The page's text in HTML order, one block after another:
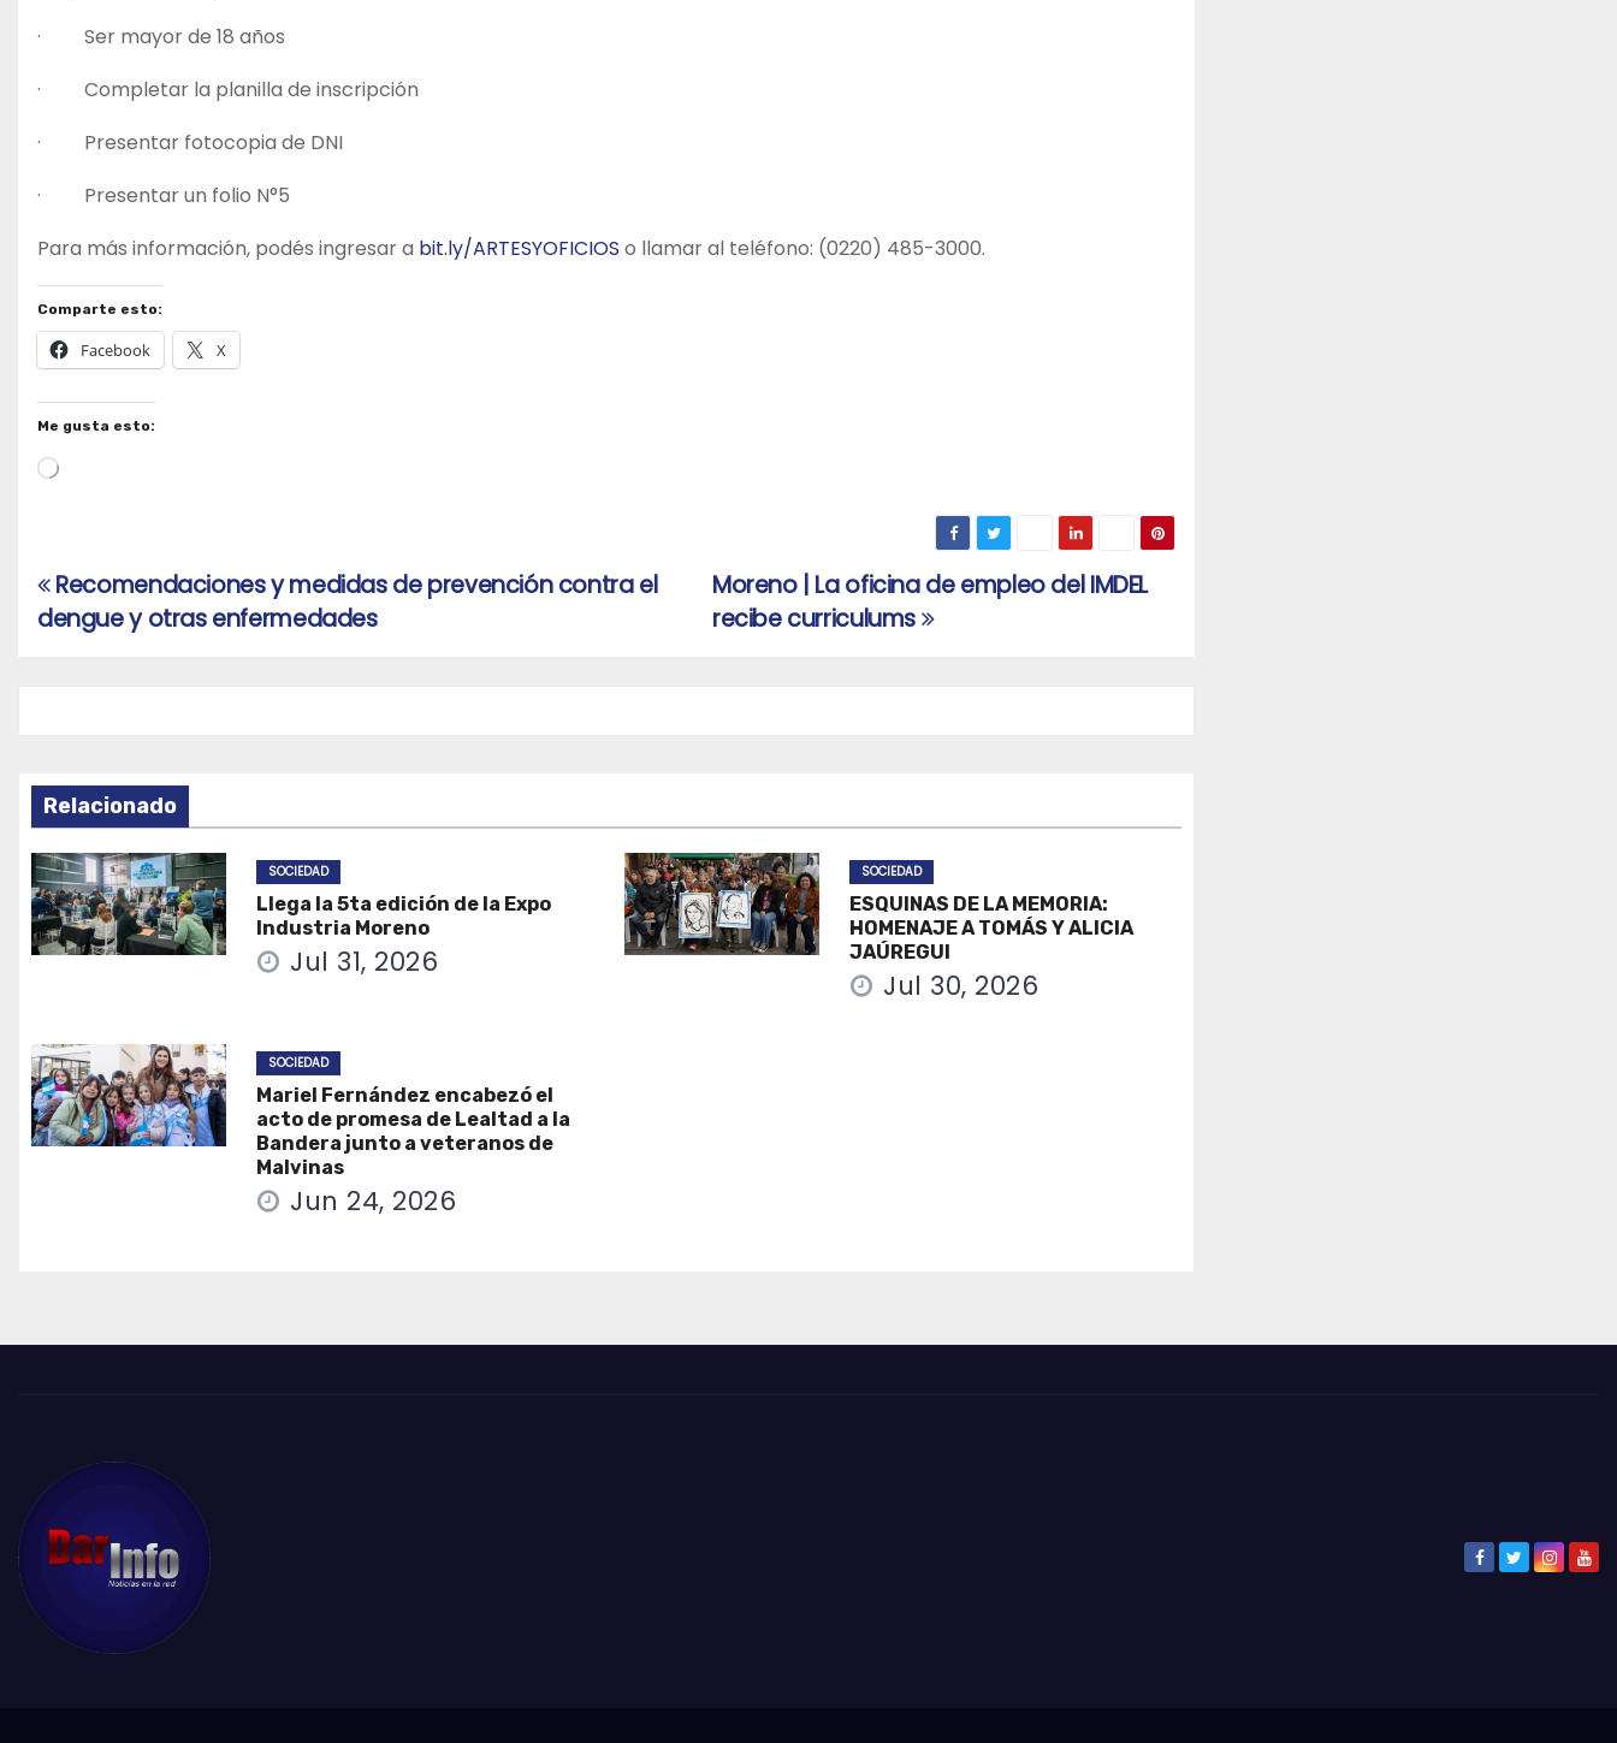
· Ser mayor de 18 años
· Completar la planilla de inscripción
· Presentar fotocopia de DNI
· Presentar un folio N°5
Para más información, podés ingresar a bit.ly/ARTESYOFICIOS o llamar al teléfono: (0220) 485-3000.
Comparte esto:
Facebook X
Me gusta esto:
Cargando...
Navegación
de
Moreno | La oficina de empleo del IMDEL
recibe curriculums
Recomendaciones y medidas de prevención contra el
dengue y otras enfermedades
Relacionado
SOCIEDAD
Llega la 5ta edición de la Expo
Industria Moreno
Jul 31, 2026
SOCIEDAD
ESQUINAS DE LA MEMORIA:
HOMENAJE A TOMÁS Y ALICIA
JAÚREGUI
Jul 30, 2026
SOCIEDAD
Mariel Fernández encabezó el
acto de promesa de Lealtad a la
Bandera junto a veteranos de
Malvinas
Jun 24, 2026